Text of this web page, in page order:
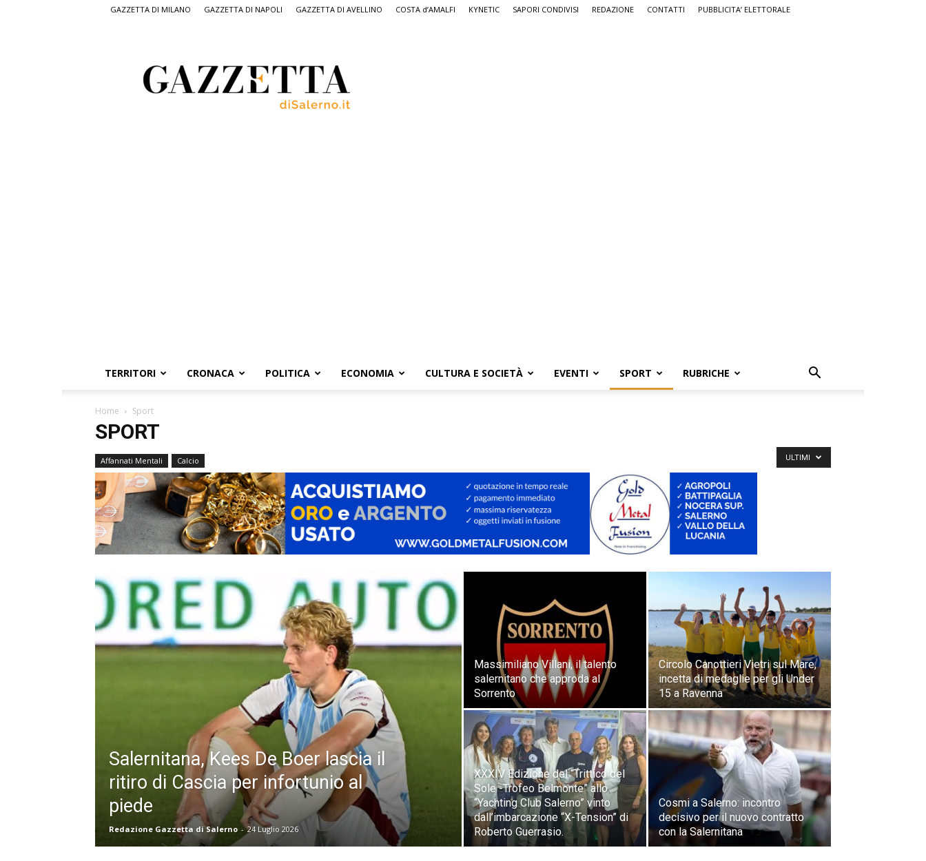
GAZZETTA DI MILANO GAZZETTA DI NAPOLI GAZZETTA DI AVELLINO COSTA d’AMALFI KYNETIC SAPORI CONDIVISI REDAZIONE CONTATTI PUBBLICITA’ ELETTORALE
Salerno,
il
quotidiano
TERRITORI CRONACA POLITICA ECONOMIA CULTURA E SOCIETÀ EVENTI SPORT RUBRICHE
Home Sport
SPORT
Affannati Mentali Calcio ULTIMI
Salernitana, Kees De Boer lascia il
ritiro di Cascia per infortunio al
piede
Redazione Gazzetta di Salerno - 24 Luglio 2026
Massimiliano Villani, il talento
salernitano che approda al
Sorrento
Circolo Canottieri Vietri sul Mare,
incetta di medaglie per gli Under
15 a Ravenna
XXXIV Edizione del “Trittico del
Sole -Trofeo Belmonte” allo
“Yachting Club Salerno” vinto
dall’imbarcazione “X-Tension” di
Roberto Guerrasio.
Cosmi a Salerno: incontro
decisivo per il nuovo contratto
con la Salernitana